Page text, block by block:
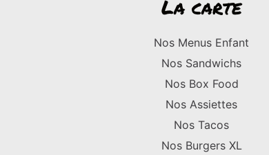
La carte
Nos Menus Enfant
Nos Sandwichs
Nos Box Food
Nos Assiettes
Nos Tacos
Nos Burgers XL